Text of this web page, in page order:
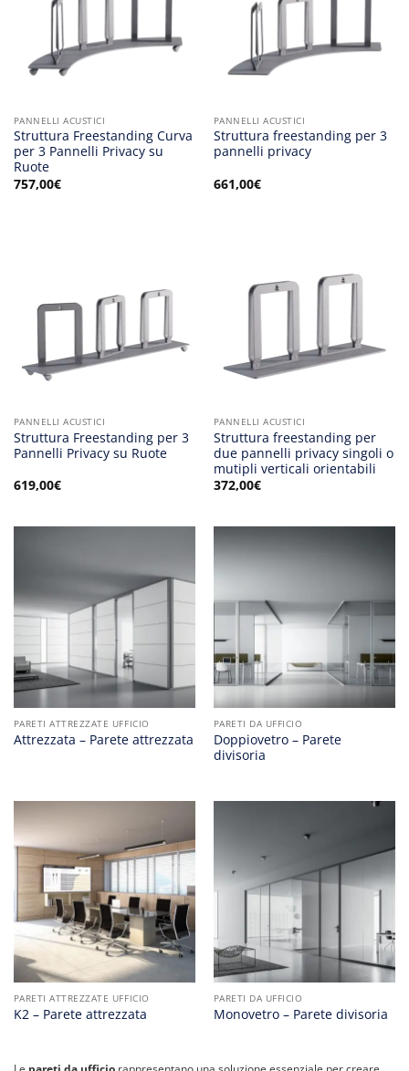
PANNELLI ACUSTICI
Struttura Freestanding Curva
per 3 Pannelli Privacy su
Ruote
757,00€
PANNELLI ACUSTICI
Struttura freestanding per 3
pannelli privacy
661,00€
PANNELLI ACUSTICI
Struttura Freestanding per 3
Pannelli Privacy su Ruote
619,00€
PANNELLI ACUSTICI
Struttura freestanding per
due pannelli privacy singoli o
mutipli verticali orientabili
372,00€
PARETI ATTREZZATE UFFICIO
Attrezzata – Parete attrezzata
PARETI DA UFFICIO
Doppiovetro – Parete
divisoria
PARETI ATTREZZATE UFFICIO
K2 – Parete attrezzata
PARETI DA UFFICIO
Monovetro – Parete divisoria